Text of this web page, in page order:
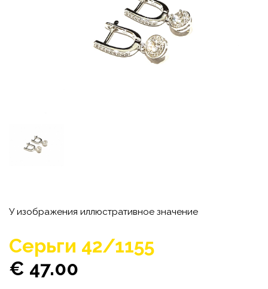
У изображения иллюстративное значение
Серьги 42/1155
€ 47.00